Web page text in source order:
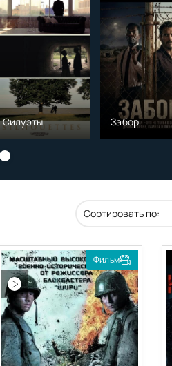
Силуэты Забор
Фильм